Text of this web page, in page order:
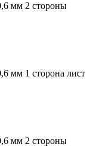
мм 2 стороны
мм 1 сторона лист
мм 2 стороны